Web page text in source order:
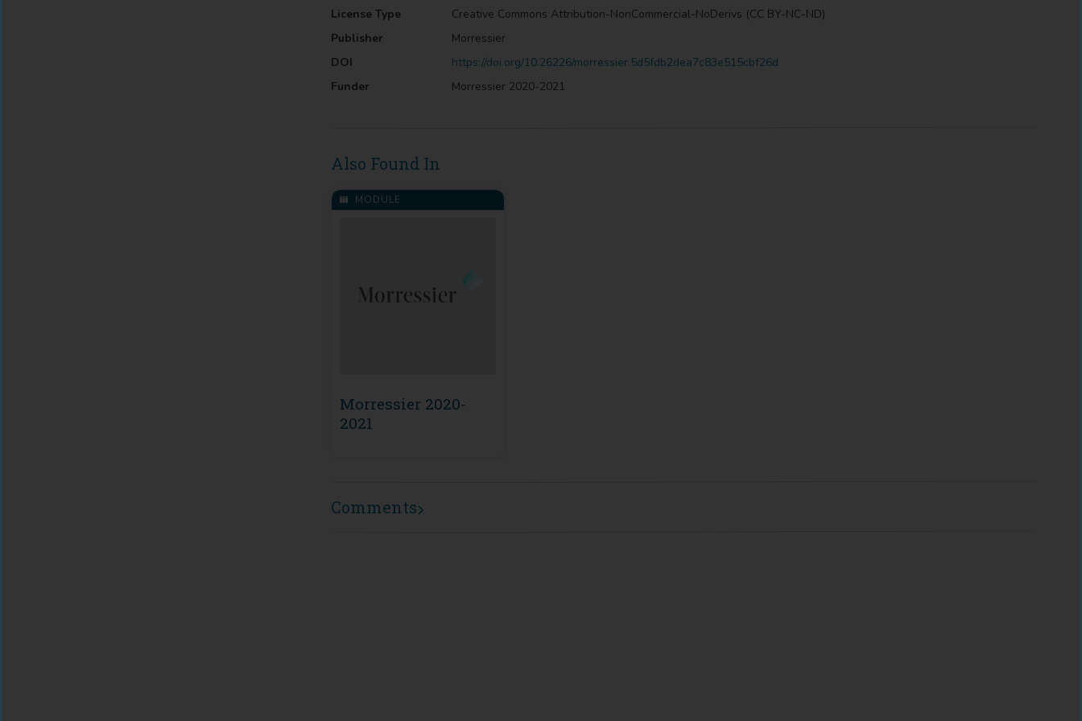
License Type
Creative Commons Attribution-NonCommercial-NoDerivs (CC BY-NC-ND)
Publisher
Morressier
DOI
https://doi.org/10.26226/morressier.5d5fdb2dea7c83e515cbf26d
Funder
Morressier 2020-2021
Also Found In
MODULE
Morressier 2020-
2021
Comments